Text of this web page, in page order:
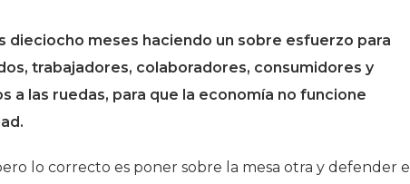
dieciocho meses haciendo un sobre esfuerzo para
trabajadores, colaboradores, consumidores y
a las ruedas, para que la economía no funcione
lo correcto es poner sobre la mesa otra y defender el